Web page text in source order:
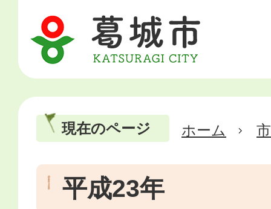
現在のページ ホーム
平成23年